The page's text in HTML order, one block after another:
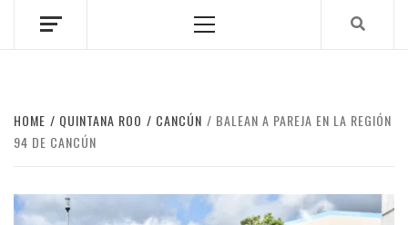
Menu
HOME QUINTANA ROO CANCÚN
BALEAN A PAREJA EN LA REGIÓN
94 DE CANCÚN